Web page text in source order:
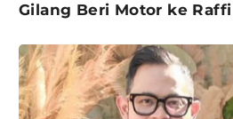
Gilang Beri Motor ke